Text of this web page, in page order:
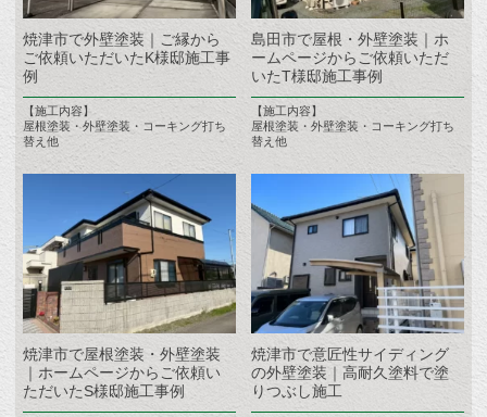
焼津市で外壁塗装｜ご縁から
ご依頼いただいたK様邸施工事
例
【施工内容】
屋根塗装・外壁塗装・コーキング打ち
替え他
島田市で屋根・外壁塗装｜ホ
ームページからご依頼いただ
いたT様邸施工事例
【施工内容】
屋根塗装・外壁塗装・コーキング打ち
替え他
焼津市で屋根塗装・外壁塗装
｜ホームページからご依頼い
ただいたS様邸施工事例
焼津市で意匠性サイディング
の外壁塗装｜高耐久塗料で塗
りつぶし施工